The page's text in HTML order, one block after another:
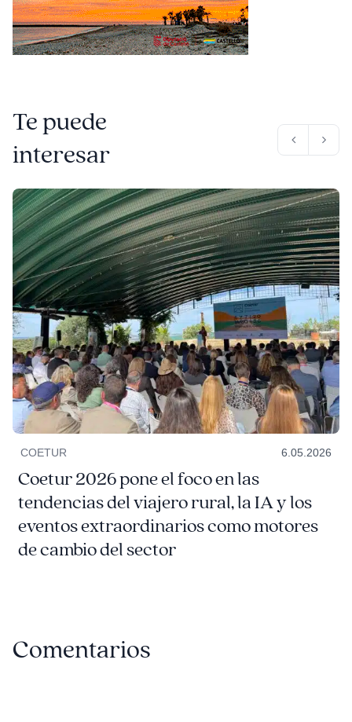
Te puede
interesar
COETUR 6.05.2026
Coetur 2026 pone el foco en las
tendencias del viajero rural, la IA y los
eventos extraordinarios como motores
de cambio del sector
Comentarios